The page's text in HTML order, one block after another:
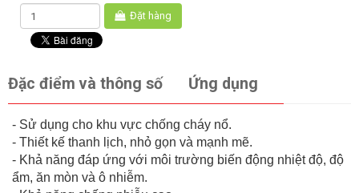
Đặt hàng
Đặc điểm và thông số Ứng dụng
- Sử dụng cho khu vực chống cháy nổ.
- Thiết kế thanh lịch, nhỏ gọn và mạnh mẽ.
- Khả năng đáp ứng với môi trường biến động nhiệt độ, độ
ẩm, ăn mòn và ô nhiễm.